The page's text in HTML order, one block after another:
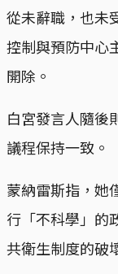
從未辭職，也未
控制與預防中心
開除。
白宮發言人隨後
議程保持一致。
蒙納雷斯指，她
行「不科學」的
共衛生制度的破